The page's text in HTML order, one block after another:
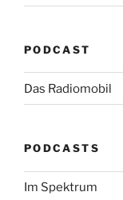
PODCAST
Das Radiomobil
PODCASTS
Im Spektrum